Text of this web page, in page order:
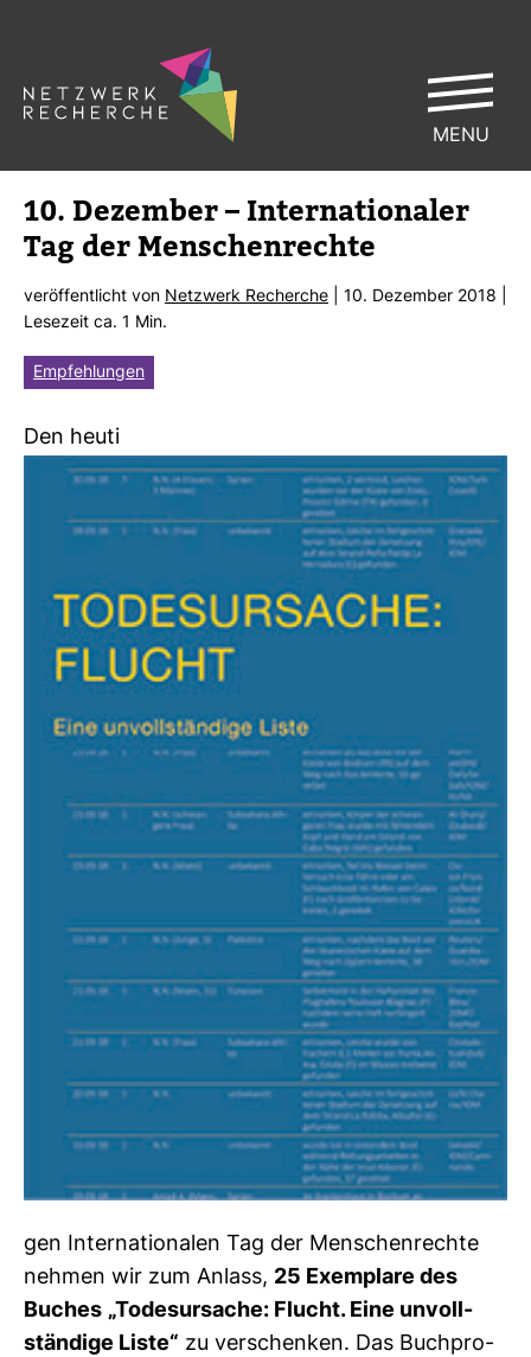
10. Dezember – Inter­na­tio­naler
Tag der Men­schen­rechte
ver­öf­fent­licht von Netz­werk Recherche | 10. Dezember 2018 |
Lese­zeit ca. 1 Min.
Empfehlungen
Den heuti
gen Inter­na­tio­nalen Tag der Men­schen­rechte
nehmen wir zum Anlass, 25 Exem­plare des
Buches „Todes­ur­sache: Flucht. Eine unvoll­
stän­dige Liste“ zu ver­schenken. Das Buch­pro­
MENU